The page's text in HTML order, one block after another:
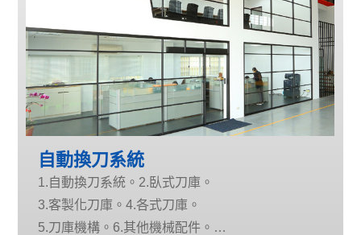
自動換刀系統
1.自動換刀系統。2.臥式刀庫。
3.客製化刀庫。4.各式刀庫。
5.刀庫機構。6.其他機械配件。